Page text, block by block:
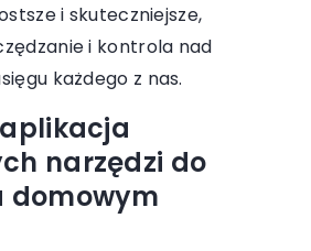
i skuteczniejsze,
i kontrola nad
każdego z nas.
narzędzi do
domowym